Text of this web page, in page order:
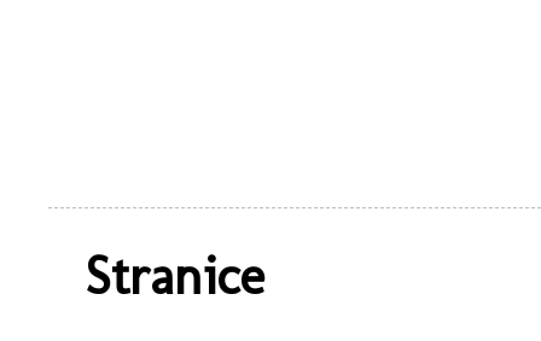
Stranice